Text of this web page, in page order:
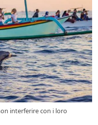
interferire con i loro